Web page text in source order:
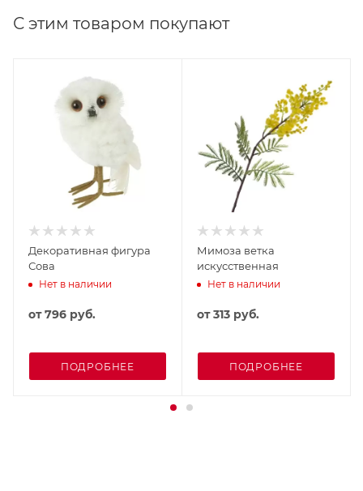
С этим товаром покупают
Декоративная фигура
Сова
Нет в наличии
от796 руб.
ПОДРОБНЕЕ
Мимоза ветка
искусственная
Нет в наличии
от313 руб.
ПОДРОБНЕЕ